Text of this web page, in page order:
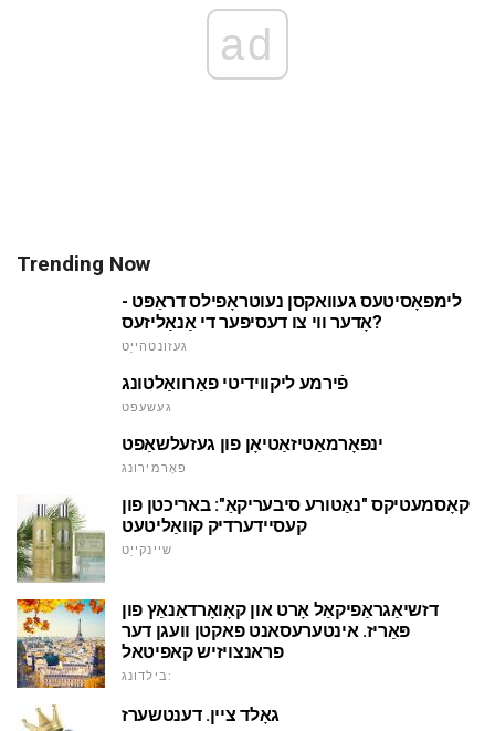
ad
Trending Now
לימפאָסיטעס געוואקסן נעוטראָפילס דראַפּט -
אָדער ווי צו דעסיפער די אַנאַליזעס?
געזונטהייַט
פֿירמע ליקווידיטי פאַרוואַלטונג
געשעפט
ינפאָרמאַטיזאַטיאָן פון געזעלשאַפט
פאָרמירונג
קאָסמעטיקס "נאַטורע סיבעריקאַ": באריכטן פון
קעסיידערדיק קוואַליטעט
שיינקייַט
דזשיאַגראַפיקאַל אָרט און קאָואָרדאַנאַץ פון
פּאַריז. אינטערעסאנט פאקטן וועגן דער
פראנצויזיש קאפיטאל
בילדונג:
גאָלד ציין. דענטשערז